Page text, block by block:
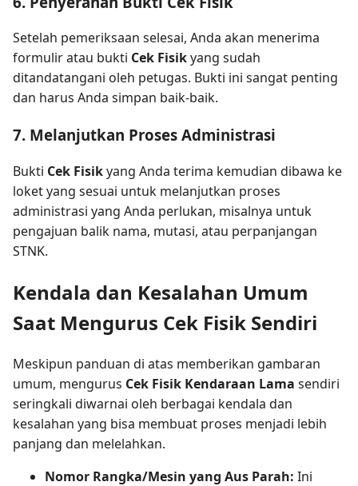
Setelah pemeriksaan selesai, Anda akan menerima
formulir atau bukti Cek Fisikyang sudah
ditandatangani oleh petugas. Bukti ini sangat penting
dan harus Anda simpan baik-baik.
7. Melanjutkan Proses Administrasi
Bukti Cek Fisikyang Anda terima kemudian dibawa ke
loket yang sesuai untuk melanjutkan proses
administrasi yang Anda perlukan, misalnya untuk
pengajuan balik nama, mutasi, atau perpanjangan
STNK.
Kendala dan Kesalahan Umum
Saat Mengurus Cek Fisik Sendiri
Meskipun panduan di atas memberikan gambaran
umum, mengurus Cek Fisik Kendaraan Lama sendiri
seringkali diwarnai oleh berbagai kendala dan
kesalahan yang bisa membuat proses menjadi lebih
panjang dan melelahkan.
Nomor Rangka/Mesin yang Aus Parah: Ini